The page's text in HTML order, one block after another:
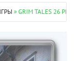
» GRIM TALES 26